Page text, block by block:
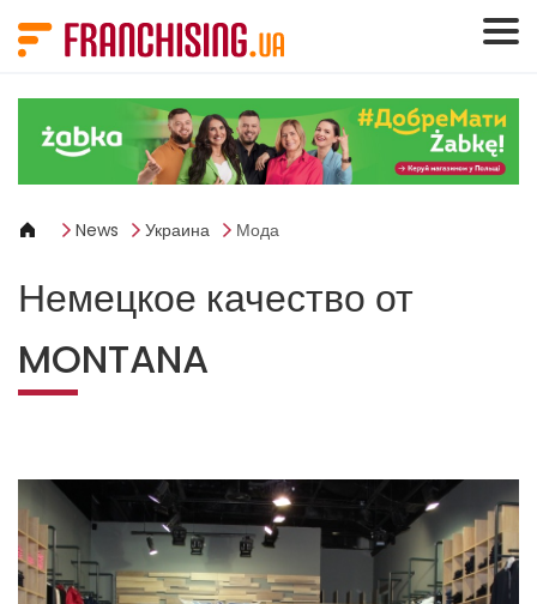
News Украина Мода
Немецкое качество от
MONTANA